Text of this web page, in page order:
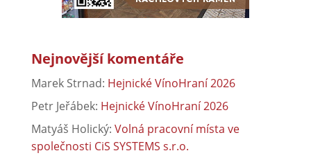
Nejnovější komentáře
Marek Strnad: Hejnické VínoHraní 2026
Petr Jeřábek: Hejnické VínoHraní 2026
Matyáš Holický: Volná pracovní místa ve
společnosti CiS SYSTEMS s.r.o.